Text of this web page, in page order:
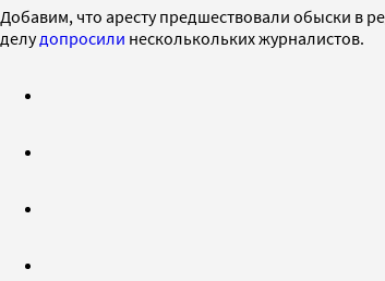
Добавим, что аресту предшествовали обыски в
делудопросили несколькольких журналистов.